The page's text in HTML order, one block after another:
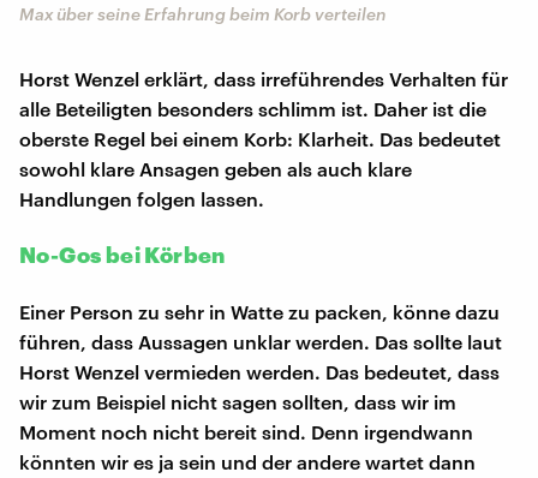
Max über seine Erfahrung beim Korb verteilen
Horst Wenzel erklärt, dass irreführendes Verhalten für
alle Beteiligten besonders schlimm ist. Daher ist die
oberste Regel bei einem Korb: Klarheit. Das bedeutet
sowohl klare Ansagen geben als auch klare
Handlungen folgen lassen.
No-Gos bei Körben
Einer Person zu sehr in Watte zu packen, könne dazu
führen, dass Aussagen unklar werden. Das sollte laut
Horst Wenzel vermieden werden. Das bedeutet, dass
wir zum Beispiel nicht sagen sollten, dass wir im
Moment noch nicht bereit sind. Denn irgendwann
könnten wir es ja sein und der andere wartet dann